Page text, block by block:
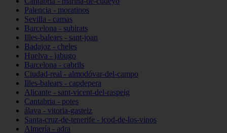
Palencia - moratinos
Sevilla - camas
Barcelona - subirats
Illes-balears - sant-joan
Badajoz - cheles
Huelva - jabugo
Barcelona - cabrils
Ciudad-real - almodóvar-del-campo
Illes-balears - capdepera
Alicante - sant-vicent-del-raspeig
Cantabria - potes
álava - vitoria-gasteiz
Santa-cruz-de-tenerife - icod-de-los-vinos
Almería - adra